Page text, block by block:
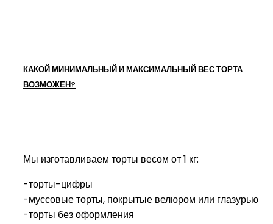
КАКОЙ МИНИМАЛЬНЫЙ И МАКСИМАЛЬНЫЙ ВЕС ТОРТА
ВОЗМОЖЕН?
Мы изготавливаем торты весом от 1 кг:
-торты-цифры
-муссовые торты, покрытые велюром или глазурью
-торты без оформления